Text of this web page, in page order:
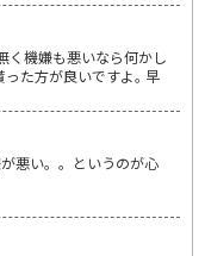
く機嫌も悪いなら何かし
った方が良いですよ｡ 早
悪い。。というのが心